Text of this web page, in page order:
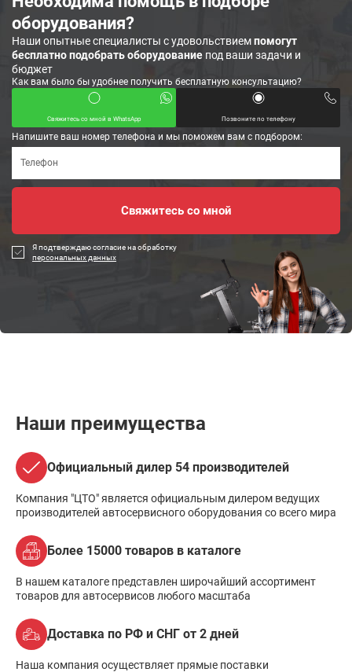
оборудования?
Наши опытные специалисты с удовольствиемпомогут
бесплатно подобрать оборудование под ваши задачи и
бюджет
Как вам было бы удобнее получить бесплатную консультацию?
Свяжитесь со мной в WhatsApp Позвоните по телефону
Напишите ваш номер телефона и мы поможем вам с подбором:
Я подтверждаю согласие на обработку
персональных данных
Наши преимущества
Официальный дилер 54 производителей
Компания "ЦТО" является официальным дилером ведущих
производителей автосервисного оборудования со всего мира
Более 15000 товаров в каталоге
В нашем каталоге представлен широчайший ассортимент
товаров для автосервисов любого масштаба
Доставка по РФ и СНГ от 2 дней
Наша компания осуществляет прямые поставки